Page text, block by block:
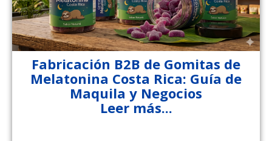
Fabricación B2B de Gomitas de
Melatonina Costa Rica: Guía de
Maquila y Negocios
Leer más...